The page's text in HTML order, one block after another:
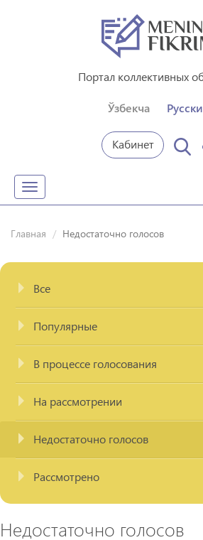
Портал коллективных
Ўзбекча
Кабинет
Toggle
navigation
Главная Недостаточно голосов
Все
Популярные
В процессе голосования
На рассмотрении
Недостаточно голосов
Рассмотрено
Недостаточно голосов